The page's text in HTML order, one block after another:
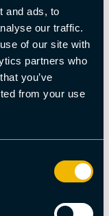
and ads, to
our traffic.
of our site with
partners who
you’ve
from your use